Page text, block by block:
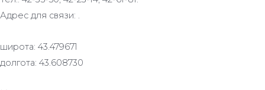
Адрес для связи: .
широта: 43.479671
долгота: 43.608730